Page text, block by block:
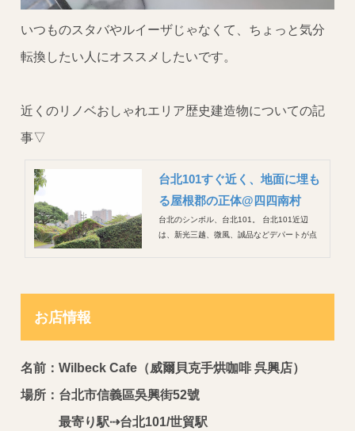
いつものスタバやルイーザじゃなくて、ちょっと気分
転換したい人にオススメしたいです。
近くのリノベおしゃれエリア歴史建造物についての記
事▽
台北101すぐ近く、地面に埋も
る屋根郡の正体@四四南村
台北のシンボル、台北101。 台北101近辺
は、新光三越、微風、誠品などデパートが点
あります。 それが 四四南村（台北眷村文物
お店情報
名前：Wilbeck Cafe（威爾貝克手烘咖啡 呉興店）
場所：台北市信義區吳興街52號
最寄り駅⇢台北101/世貿駅